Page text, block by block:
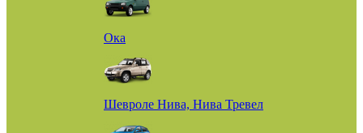
Ока
Шевроле Нива, Нива Тревел